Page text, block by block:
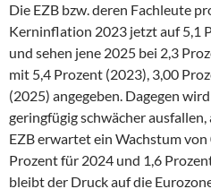
Die EZB bzw. deren Fachleute
Kerninflation 2023 jetzt auf 5,1
und sehen jene 2025 bei 2,3
mit 5,4 Prozent (2023), 3,00
(2025) angegeben. Dagegen
geringfügig schwächer
EZB erwartet ein Wachstum
Prozent für 2024 und 1,6
bleibt der Druck auf die